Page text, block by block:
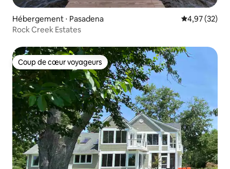
Hébergement ⋅ Pasadena Évaluation
4,97 (32)
Rock Creek Estates
Coup de cœur voyageurs
Coup de cœur voyageurs